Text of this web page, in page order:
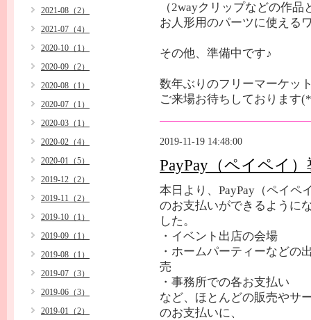
（2wayクリップなどの作品
お人形用のパーツに使える
その他、準備中です♪
数年ぶりのフリーマーケッ
ご来場お待ちしております
2019-11-19 14:48:00
PayPay（ペイペイ
本日より、PayPay（ペイペ
のお支払いができるように
した。
・イベント出店の会場
・ホームパーティーなどの
売
・事務所での各お支払い
など、ほとんどの販売やサ
のお支払いに、
2021-08（2）
2021-07（4）
2020-10（1）
2020-09（2）
2020-08（1）
2020-07（1）
2020-03（1）
2020-02（4）
2020-01（5）
2019-12（2）
2019-11（2）
2019-10（1）
2019-09（1）
2019-08（1）
2019-07（3）
2019-06（3）
2019-01（2）